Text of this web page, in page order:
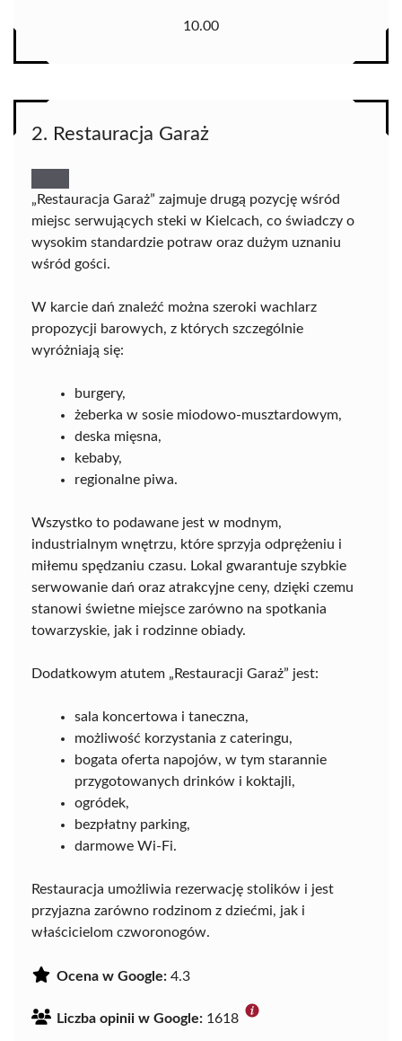
10.00
2. Restauracja Garaż
„Restauracja Garaż” zajmuje drugą pozycję wśród
miejsc serwujących steki w Kielcach, co świadczy o
wysokim standardzie potraw oraz dużym uznaniu
wśród gości.
W karcie dań znaleźć można szeroki wachlarz
propozycji barowych, z których szczególnie
wyróżniają się:
burgery,
żeberka w sosie miodowo-musztardowym,
deska mięsna,
kebaby,
regionalne piwa.
Wszystko to podawane jest w modnym,
industrialnym wnętrzu, które sprzyja odprężeniu i
miłemu spędzaniu czasu. Lokal gwarantuje szybkie
serwowanie dań oraz atrakcyjne ceny, dzięki czemu
stanowi świetne miejsce zarówno na spotkania
towarzyskie, jak i rodzinne obiady.
Dodatkowym atutem „Restauracji Garaż” jest:
sala koncertowa i taneczna,
możliwość korzystania z cateringu,
bogata oferta napojów, w tym starannie
przygotowanych drinków i koktajli,
ogródek,
bezpłatny parking,
darmowe Wi-Fi.
Restauracja umożliwia rezerwację stolików i jest
przyjazna zarówno rodzinom z dziećmi, jak i
właścicielom czworonogów.
Ocena w Google: 4.3
Liczba opinii w Google: 1618